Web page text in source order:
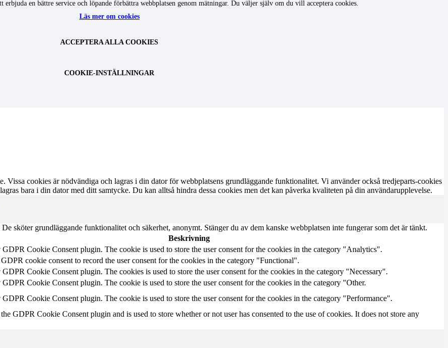
erbjuda en bättre service och löpande förbättra webbplatsen genom mätningar. Du väljer själv om du vill acceptera cookies.
Läs mer om cookies
ACCEPTERA ALLA COOKIES
COOKIE-INSTÄLLNINGAR
Vissa cookies är nödvändiga och lagras i din dator för webbplatsens grundläggande funktionalitet. Vi använder också tredjeparts-cookies
bara i din dator med ditt samtycke. Du kan alltså hindra dessa cookies men det kan påverka kvaliteten på din användarupplevelse.
sköter grundläggande funktionalitet och säkerhet, anonymt. Stänger du av dem kanske webbplatsen inte fungerar som det är tänkt.
Beskrivning
Cookie Consent plugin. The cookie is used to store the user consent for the cookies in the category "Analytics".
cookie consent to record the user consent for the cookies in the category "Functional".
Cookie Consent plugin. The cookies is used to store the user consent for the cookies in the category "Necessary".
Cookie Consent plugin. The cookie is used to store the user consent for the cookies in the category "Other.
Cookie Consent plugin. The cookie is used to store the user consent for the cookies in the category "Performance".
GDPR Cookie Consent plugin and is used to store whether or not user has consented to the use of cookies. It does not store any